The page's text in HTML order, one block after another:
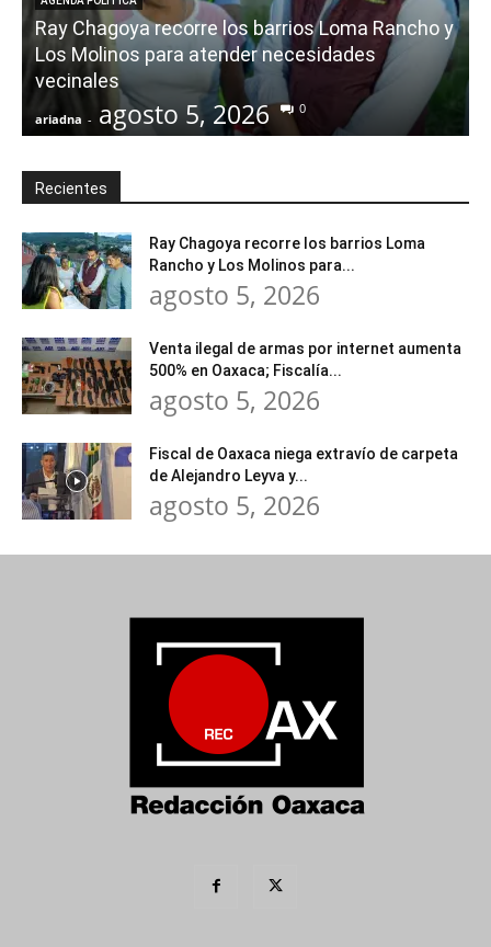
Ray Chagoya recorre los barrios Loma Rancho y
Los Molinos para atender necesidades
vecinales
ariadna - agosto 5, 2026 0
Recientes
Ray Chagoya recorre los barrios Loma
Rancho y Los Molinos para...
agosto 5, 2026
Venta ilegal de armas por internet aumenta
500% en Oaxaca; Fiscalía...
agosto 5, 2026
Fiscal de Oaxaca niega extravío de carpeta
de Alejandro Leyva y...
agosto 5, 2026